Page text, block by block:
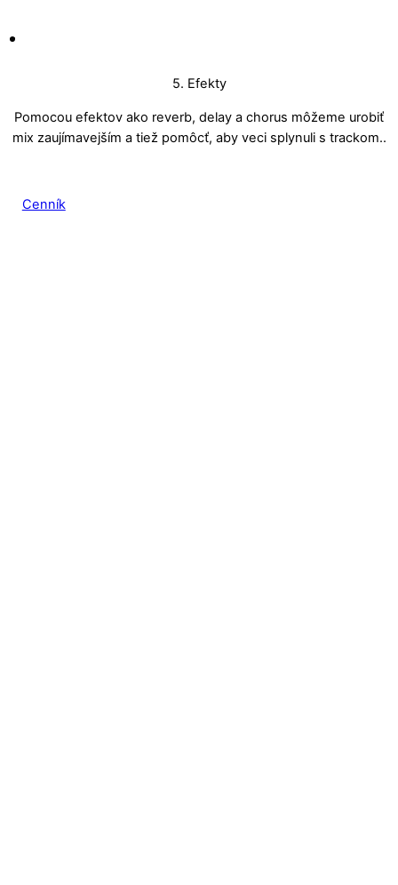
5. Efekty
Pomocou efektov ako reverb, delay a chorus môžeme urobiť
mix zaujímavejším a tiež pomôcť, aby veci splynuli s trackom..
Cenník